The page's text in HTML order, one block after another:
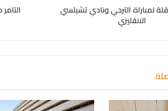
لمباراة الترجي ونادي تشيلسي
الانقليزي